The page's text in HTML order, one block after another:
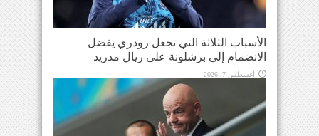
الأسباب الثلاثة التي تجعل رودري يفضل
الانضمام إلى برشلونة على ريال مدريد
أغسطس 7, 2026